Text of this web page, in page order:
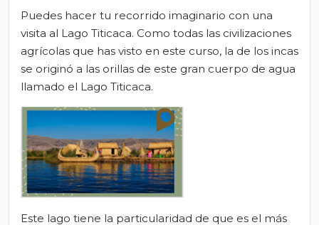
Puedes hacer tu recorrido imaginario con una
visita al Lago Titicaca. Como todas las civilizaciones
agrícolas que has visto en este curso, la de los incas
se originó a las orillas de este gran cuerpo de agua
llamado el Lago Titicaca.
Este lago tiene la particularidad de que es el más